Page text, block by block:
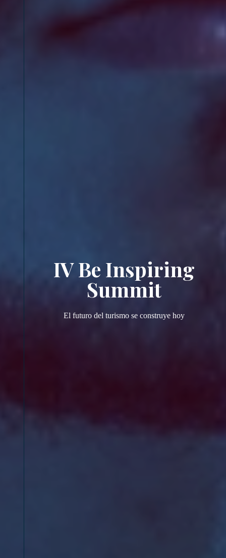
IV Be Inspiring
Summit
El futuro del turismo se construye hoy